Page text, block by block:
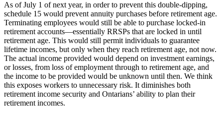
As of July 1 of next year, in order to prevent this double-dipping,
schedule 15 would prevent annuity purchases before retirement age.
Terminating employees would still be able to purchase locked-in
retirement accounts—essentially RRSPs that are locked in until
retirement age. This would still permit individuals to guarantee
lifetime incomes, but only when they reach retirement age, not now.
The actual income provided would depend on investment earnings,
or losses, from loss of employment through to retirement age, and
the income to be provided would be unknown until then. We think
this exposes workers to unnecessary risk. It diminishes both
retirement income security and Ontarians’ ability to plan their
retirement incomes.